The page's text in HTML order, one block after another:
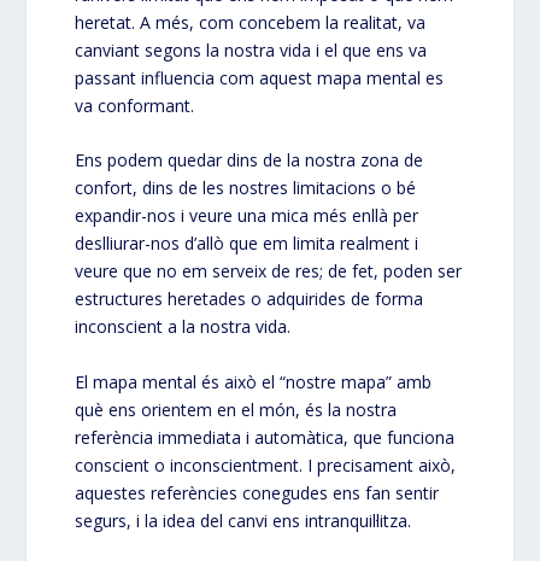
heretat. A més, com concebem la realitat, va
canviant segons la nostra vida i el que ens va
passant influencia com aquest mapa mental es
va conformant.
Ens podem quedar dins de la nostra zona de
confort, dins de les nostres limitacions o bé
expandir-nos i veure una mica més enllà per
deslliurar-nos d’allò que em limita realment i
veure que no em serveix de res; de fet, poden ser
estructures heretades o adquirides de forma
inconscient a la nostra vida.
El mapa mental és això el “nostre mapa” amb
què ens orientem en el món, és la nostra
referència immediata i automàtica, que funciona
conscient o inconscientment. I precisament això,
aquestes referències conegudes ens fan sentir
segurs, i la idea del canvi ens intranquil·litza.